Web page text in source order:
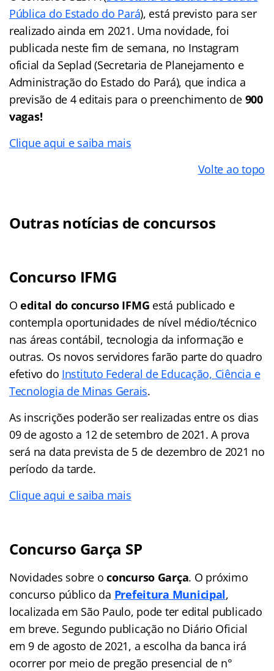
Pública do Estado do Pará), está previsto para ser
realizado ainda em 2021. Uma novidade, foi
publicada neste fim de semana, no Instagram
oficial da Seplad (Secretaria de Planejamento e
Administração do Estado do Pará), que indica a
previsão de 4 editais para o preenchimento de900
vagas!
Clique aqui e saiba mais
Volte ao topo
Outras notícias de concursos
Concurso IFMG
Oedital do concurso IFMG está publicado e
contempla oportunidades de nível médio/técnico
nas áreas contábil, tecnologia da informação e
outras. Os novos servidores farão parte do quadro
efetivo do Instituto Federal de Educação, Ciência e
Tecnologia de Minas Gerais.
As inscrições poderão ser realizadas entre os dias
09 de agosto a 12 de setembro de 2021. A prova
será na data prevista de 5 de dezembro de 2021 no
período da tarde.
Clique aqui e saiba mais
Concurso Garça SP
Novidades sobre o concurso Garça. O próximo
concurso público da Prefeitura Municipal,
localizada em São Paulo, pode ter edital publicado
em breve. Segundo publicação no Diário Oficial
em 9 de agosto de 2021, a escolha da banca irá
ocorrer por meio de pregão presencial de n°